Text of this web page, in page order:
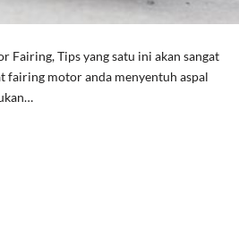
Tips yang satu ini akan sangat
fairing motor anda menyentuh aspal